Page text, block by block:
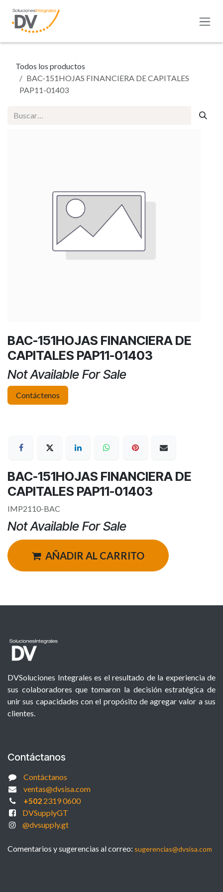
Todos los productos
BAC-151HOJAS FINANCIERA DE CAPITALES
PAP11-01403
BAC-151HOJAS FINANCIERA DE
CAPITALES PAP11-01403
Not Available For Sale
Contáctenos
BAC-151HOJAS FINANCIERA DE
CAPITALES PAP11-01403
IMP2110-BAC
Not Available For Sale
AÑADIR AL CARRITO
DVSoluciones Integrales es el resultado de la experiencia de
sus colaboradores que tomaron la decisión estratégica de
unir sus capacidades con el propósito de agregar valor a sus
clientes.
Contáctanos
Contáctanos
ventas@dvsisa.com
+5022319 0600
DVSupplyGT
@dvsupply.gt
Comentarios y sugerencias al correo: sugerencias@dvsisa.com